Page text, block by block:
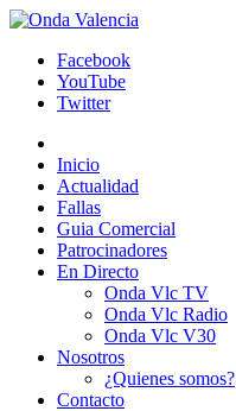
Facebook
YouTube
Twitter
Inicio
Actualidad
Fallas
Guia Comercial
Patrocinadores
En Directo
Onda Vlc TV
Onda Vlc Radio
Onda Vlc V30
Nosotros
¿Quienes somos?
Contacto